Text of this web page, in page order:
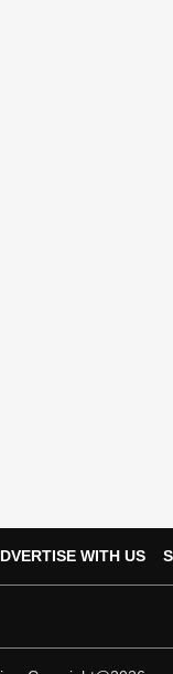
WITH US